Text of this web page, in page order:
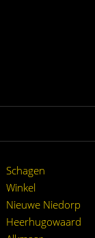
Schagen
Winkel
Nieuwe Niedorp
Heerhugowaard